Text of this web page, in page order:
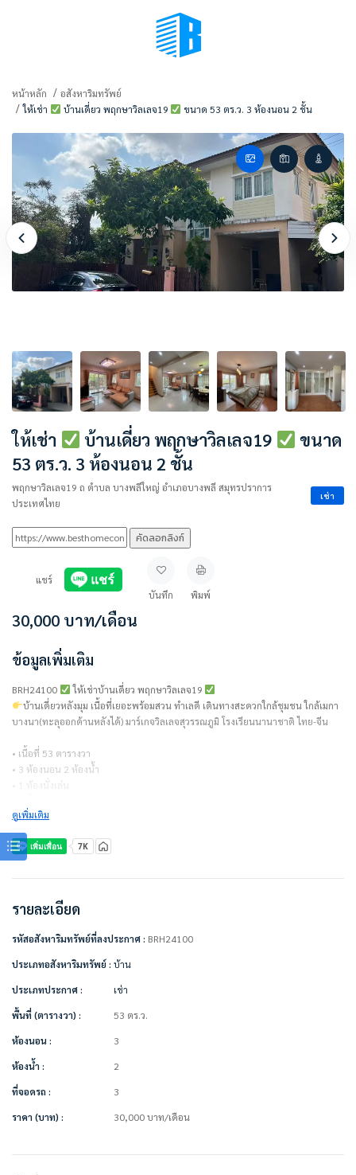
(เลือกมุมมอง)
หน้าหลัก
อสังหาริมทรัพย์
ให้เช่า
บ้านเดี่ยว พฤกษาวิลเลจ19 ขนาด 53 ตร.ว. 3 ห้องนอน 2 ชั้น
ให้เช่า บ้านเดี่ยว พฤกษาวิลเลจ19
ขนาด
53 ตร.ว. 3 ห้องนอน 2 ชั้น
พฤกษาวิลเลจ19 ถ ตำบล บางพลีใหญ่ อำเภอบางพลี สมุทรปราการ
ประเทศไทย
เช่า
คัดลอกลิงก์
แชร์
บันทึก
พิมพ์
30,000 บาท/เดือน
ข้อมูลเพิ่มเติม
BRH24100
ให้เช่าบ้านเดี่ยว พฤกษาวิลเลจ19
บ้านเดี่ยวหลังมุม เนื้อที่เยอะพร้อมสวน ทำเลดี เดินทางสะดวกใกล้ชุมชน ใกล้เมกา
บางนา(ทะลุออกด้านหลังได้) มาร์เกจวิลเลจสุวรรณภูมิ โรงเรียนนานาชาติ ไทย-จีน
• เนื้อที่ 53 ตารางวา
• 3 ห้องนอน 2 ห้องน้ำ
• 1 ห้องนั่งเล่น
• จอดรถได้ 3 คัน (ในบ้าน2คัน หน้าบ้าน1คัน)
เลี้ยงสัตว์ได้
=====================
ไม่รวมค่าน้ำ ค่าไฟ
ชำระเงินก่อนเข้าอยู่
– ค่าเช่าเดือนแรก 1 เดือน = 30,000 บาท
– รวมเป็นเงิน 90,000 บาท
=====================
เฟอร์นิเจอร์ครบตามภาพ/ตกแต่งพร้อมอยู่
• แอร์ 4 เครื่อง
• อ่างน้ำจากุชชี่ขนาดใหญ่
• ทั้งครัวในและครัวนอก ทำกับข้าวได้สบาย
ดูเพิ่มเติม
รายละเอียด
รหัสอสังหาริมทรัพย์ที่ลงประกาศ : BRH24100
ประเภทอสังหาริมทรัพย์ : บ้าน
ประเภทประกาศ :
เช่า
พื้นที่ (ตารางวา) :
53 ตร.ว.
ห้องนอน :
3
ห้องน้ำ :
2
ที่จอดรถ :
3
ราคา (บาท) :
30,000บาท/เดือน